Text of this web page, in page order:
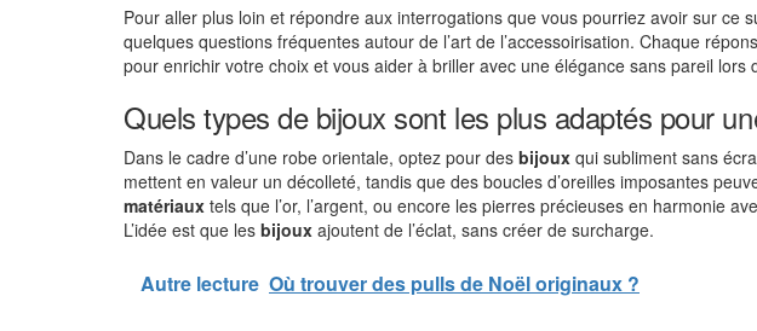
Pour aller plus loin et répondre aux interrogations que vous pourriez avoir sur ce
quelques questions fréquentes autour de l’art de l’accessoirisation. Chaque
pour enrichir votre choix et vous aider à briller avec une élégance sans pareil lors
Quels types de bijoux sont les plus adaptés pour
Dans le cadre d’une robe orientale, optez pour des bijoux qui subliment sans
mettent en valeur un décolleté, tandis que des boucles d’oreilles imposantes
matériaux tels que l’or, l’argent, ou encore les pierres précieuses en harmonie
L’idée est que les bijoux ajoutent de l’éclat, sans créer de surcharge.
Autre lecture Où trouver des pulls de Noël originaux ?